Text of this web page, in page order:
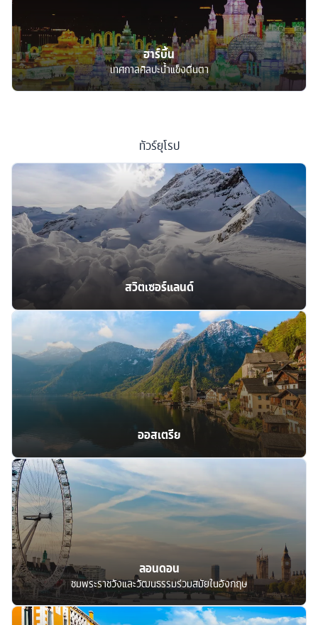
ฮาร์บิ้น
เทศกาลศิลปะน้ำแข็งตื่นตา
ทัวร์ยุโรป
สวิตเซอร์แลนด์
ออสเตรีย
ลอนดอน
ชมพระราชวังและวัฒนธรรมร่วมสมัยในอังกฤษ